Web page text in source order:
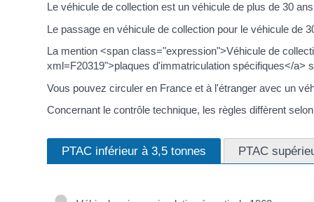
Le véhicule de collection est un véhicule de plus de 30
Le passage en véhicule de collection pour le véhicule de
La mention <span class="expression">Véhicule de
xml=F20319">plaques d'immatriculation spécifiques</a>
Vous pouvez circuler en France et à l'étranger avec un
Concernant le contrôle technique, les règles diffèrent
PTAC inférieur à 3,5 tonnes PTAC